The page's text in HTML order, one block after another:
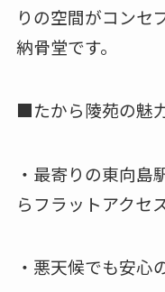
りの空間がコンセ
納骨堂です。
■たから陵苑の魅
・最寄りの東向島
らフラットアクセ
・悪天候でも安心